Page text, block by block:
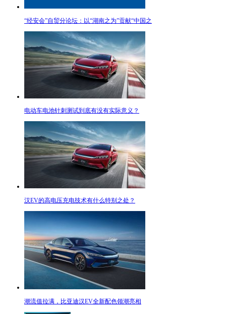
“经安会”自贸分论坛：以“湖南之为”贡献“中国之
电动车电池针刺测试到底有没有实际意义？
汉EV的高电压充电技术有什么特别之处？
潮流值拉满，比亚迪汉EV全新配色领潮亮相